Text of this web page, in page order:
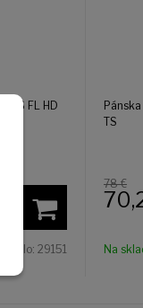
3S FL HD
čislo: 29151
TS
78 €
Na